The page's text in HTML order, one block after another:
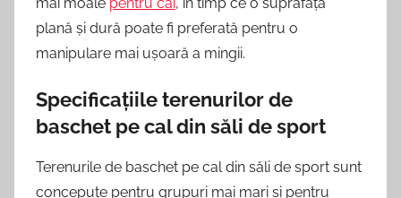
mai moale pentru cai, în timp ce o suprafață
plană și dură poate fi preferată pentru o
manipulare mai ușoară a mingii.
Specificațiile terenurilor de
baschet pe cal din săli de sport
Terenurile de baschet pe cal din săli de sport sunt
concepute pentru grupuri mai mari și pentru